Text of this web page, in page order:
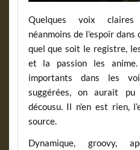
Quelques voix claires
néanmoins de l’espoir
quel que soit le registre,
et la passion les
importants dans les
suggérées, on aurait
décousu. Il n’en est rien,
source.
Dynamique, groovy,